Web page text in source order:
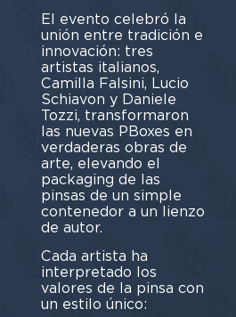
El evento celebró la
unión entre tradición e
innovación: tres
artistas italianos,
Camilla Falsini, Lucio
Schiavon y Daniele
Tozzi, transformaron
las nuevas PBoxes en
verdaderas obras de
arte, elevando el
packaging de las
pinsas de un simple
contenedor a un lienzo
de autor.
Cada artista ha
interpretado los
valores de la pinsa con
un estilo único: